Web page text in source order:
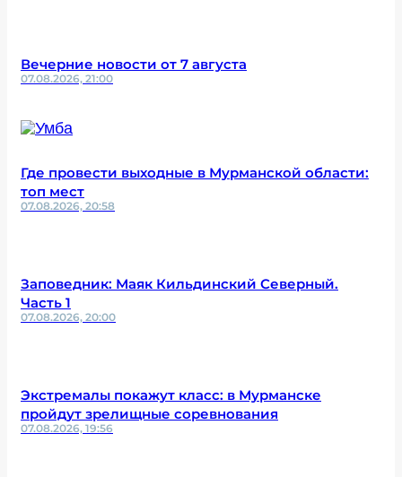
Вечерние новости от 7 августа
07.08.2026, 21:00
Где провести выходные в Мурманской области:
топ мест
07.08.2026, 20:58
Заповедник: Маяк Кильдинский Северный.
Часть 1
07.08.2026, 20:00
Экстремалы покажут класс: в Мурманске
пройдут зрелищные соревнования
07.08.2026, 19:56